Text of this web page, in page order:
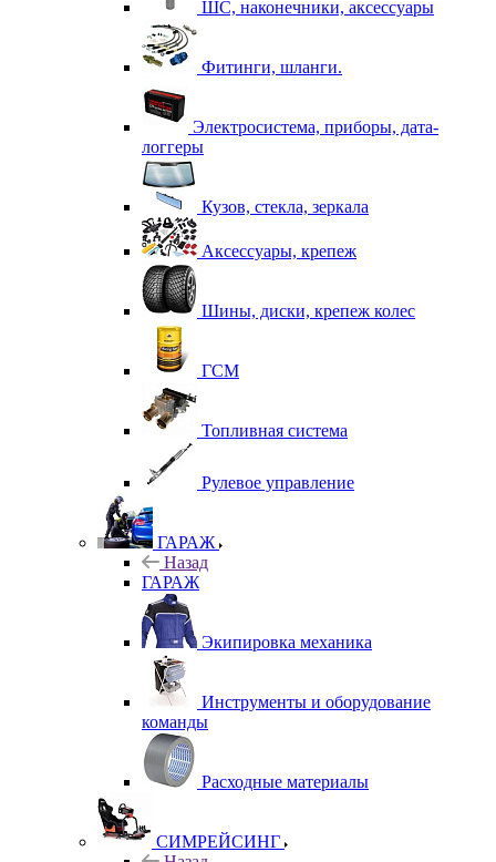
ШС, наконечники, аксессуары
Фитинги, шланги.
Электросистема, приборы, дата-
логгеры
Кузов, стекла, зеркала
Аксессуары, крепеж
Шины, диски, крепеж колес
ГСМ
Топливная система
Рулевое управление
ГАРАЖ
Назад
ГАРАЖ
Экипировка механика
Инструменты и оборудование
команды
Расходные материалы
СИМРЕЙСИНГ